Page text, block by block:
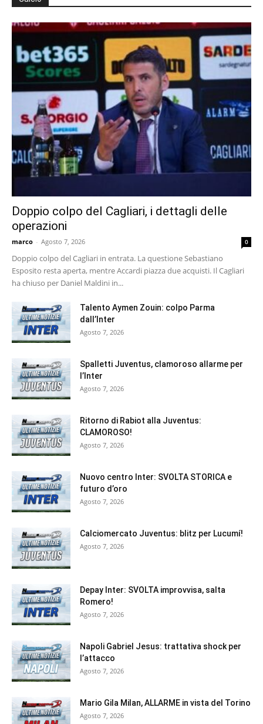
Doppio colpo del Cagliari, i dettagli delle
operazioni
marco - Agosto 7, 2026 0
Doppio colpo del Cagliari in entrata. La questione Sebastiano
Esposito resta aperta, mentre Accardi piazza due acquisti. Il Cagliari
ha chiuso per Daniel Maldini in...
Talento Aymen Zouin: colpo Parma
dall’Inter
Agosto 7, 2026
Spalletti Juventus, clamoroso allarme per
l’Inter
Agosto 7, 2026
Ritorno di Rabiot alla Juventus:
CLAMOROSO!
Agosto 7, 2026
Nuovo centro Inter: SVOLTA STORICA e
futuro d’oro
Agosto 7, 2026
Calciomercato Juventus: blitz per Lucumí!
Agosto 7, 2026
Depay Inter: SVOLTA improvvisa, salta
Romero!
Agosto 7, 2026
Napoli Gabriel Jesus: trattativa shock per
l’attacco
Agosto 7, 2026
Mario Gila Milan, ALLARME in vista del Torino
Agosto 7, 2026